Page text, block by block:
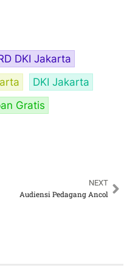
DKI Jakarta
DKI Jakarta
Gratis
NEXT
Audiensi Pedagang Ancol